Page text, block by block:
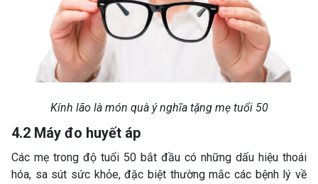
Kính lão là món quà ý nghĩa tặng mẹ tuổi 50
4.2 Máy đo huyết áp
Các mẹ trong độ tuổi 50 bắt đầu có những dấu hiệu thoái
hóa, sa sút sức khỏe, đặc biệt thường mắc các bệnh lý về